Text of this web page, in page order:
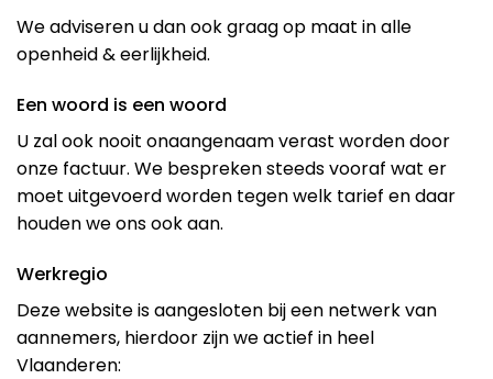
We adviseren u dan ook graag op maat in alle
openheid & eerlijkheid.
Een woord is een woord
U zal ook nooit onaangenaam verast worden door
onze factuur. We bespreken steeds vooraf wat er
moet uitgevoerd worden tegen welk tarief en daar
houden we ons ook aan.
Werkregio
Deze website is aangesloten bij een netwerk van
aannemers, hierdoor zijn we actief in heel
Vlaanderen: